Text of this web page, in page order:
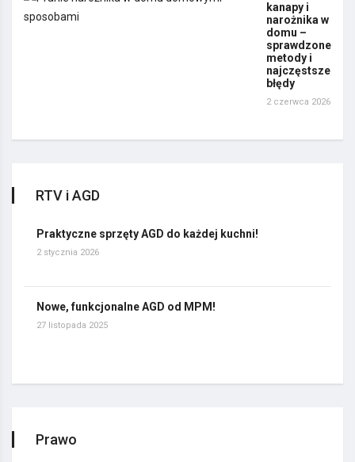
kanapy i
narożnika w
domu –
sprawdzone
metody i
najczęstsze
błędy
2 czerwca 2026
RTV i AGD
Praktyczne sprzęty AGD do każdej kuchni!
2 stycznia 2026
Nowe, funkcjonalne AGD od MPM!
27 listopada 2025
Prawo